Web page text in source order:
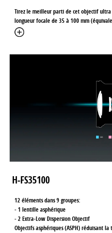
Tirez le meilleur parti de cet objectif
longueur focale de 35 à 100 mm
H-FS35100
12 éléments dans 9 groupes:
- 1 lentille asphérique
- 2 Extra-Low Dispersion Objectif
Objectifs asphériques (ASPH) réduisant